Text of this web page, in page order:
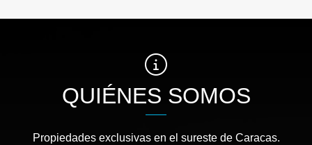
QUIÉNES SOMOS
Propiedades exclusivas en el sureste de Caracas.